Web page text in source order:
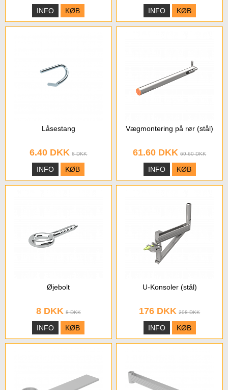
INFO KØB INFO KØB
Låsestang
6.40 DKK 8 DKK
INFO KØB
Vægmontering på rør (stål)
61.60 DKK 69.60 DKK
INFO KØB
Øjebolt
8 DKK 8 DKK
INFO KØB
U-Konsoler (stål)
176 DKK 208 DKK
INFO KØB